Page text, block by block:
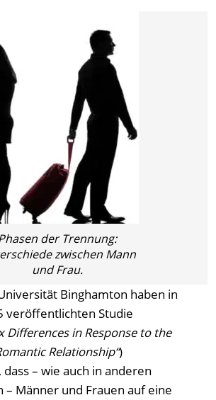
der Trennung:
zwischen Mann
und Frau.
Binghamton haben in
veröffentlichten Studie
Differences in Response to the
Relationship“)
– wie auch in anderen
– Männer und Frauen auf eine